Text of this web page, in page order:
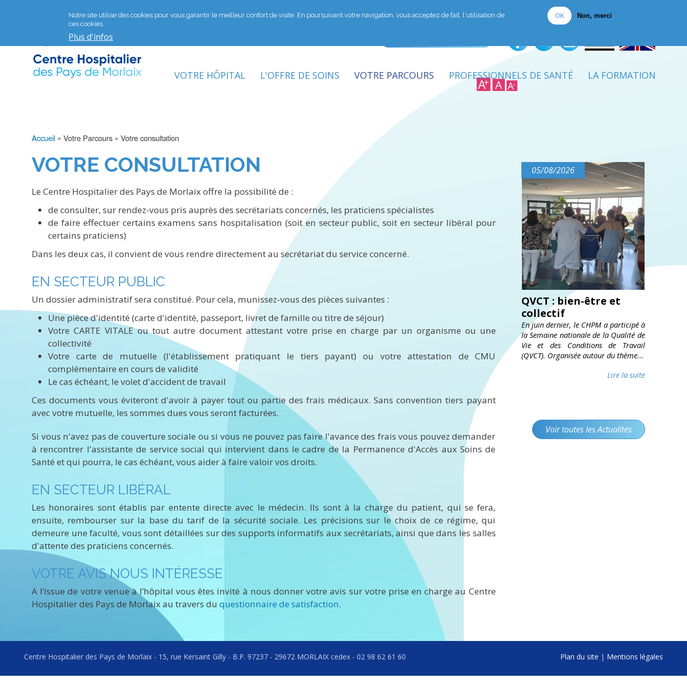
Notre site utilise des cookies pour vous garantir le meilleur confort de visite. En poursuivant votre navigation, vous acceptez de fait, l'utilisation de
ces cookies.
Plus d'infos
OK Non, merci
contenu
Je fais un don
VOTRE HÔPITAL L'OFFRE DE SOINS VOTRE PARCOURS PROFESSIONNELS DE SANTÉ LA FORMATION
d'Ariane
Accueil Votre Parcours Votre consultation
VOTRE CONSULTATION
Le Centre Hospitalier des Pays de Morlaix offre la possibilité de :
de consulter, sur rendez-vous pris auprès des secrétariats concernés, les praticiens spécialistes
de faire effectuer certains examens sans hospitalisation (soit en secteur public, soit en secteur libéral pour
certains praticiens)
Dans les deux cas, il convient de vous rendre directement au secrétariat du service concerné.
EN SECTEUR PUBLIC
Un dossier administratif sera constitué. Pour cela, munissez-vous des pièces suivantes :
Une pièce d'identité (carte d'identité, passeport, livret de famille ou titre de séjour)
Votre CARTE VITALE ou tout autre document attestant votre prise en charge par un organisme ou une
collectivité
Votre carte de mutuelle (l'établissement pratiquant le tiers payant) ou votre attestation de CMU
complémentaire en cours de validité
Le cas échéant, le volet d'accident de travail
Ces documents vous éviteront d'avoir à payer tout ou partie des frais médicaux. Sans convention tiers payant
avec votre mutuelle, les sommes dues vous seront facturées.
Si vous n'avez pas de couverture sociale ou si vous ne pouvez pas faire l'avance des frais vous pouvez demander
à rencontrer l'assistante de service social qui intervient dans le cadre de la Permanence d'Accès aux Soins de
Santé et qui pourra, le cas échéant, vous aider à faire valoir vos droits.
EN SECTEUR LIBÉRAL
Les honoraires sont établis par entente directe avec le médecin. Ils sont à la charge du patient, qui se fera,
ensuite, rembourser sur la base du tarif de la sécurité sociale. Les précisions sur le choix de ce régime, qui
demeure une faculté, vous sont détaillées sur des supports informatifs aux secrétariats, ainsi que dans les salles
d'attente des praticiens concernés.
VOTRE AVIS NOUS INTÉRESSE
A l’issue de votre venue à l’hôpital vous êtes invité à nous donner votre avis sur votre prise en charge au Centre
Hospitalier des Pays de Morlaix au travers du questionnaire de satisfaction.
QVCT : bien-être et
collectif
05/08/2026
En juin dernier, le CHPM a participé à
la Semaine nationale de la Qualité de
Vie et des Conditions de Travail
(QVCT). Organisée autour du thème...
Lire la suite
Voir toutes les Actualités
Centre Hospitalier des Pays de Morlaix - 15, rue Kersaint Gilly - B.P. 97237 - 29672 MORLAIX cedex - 02 98 62 61 60 Plan du site | Mentions légales